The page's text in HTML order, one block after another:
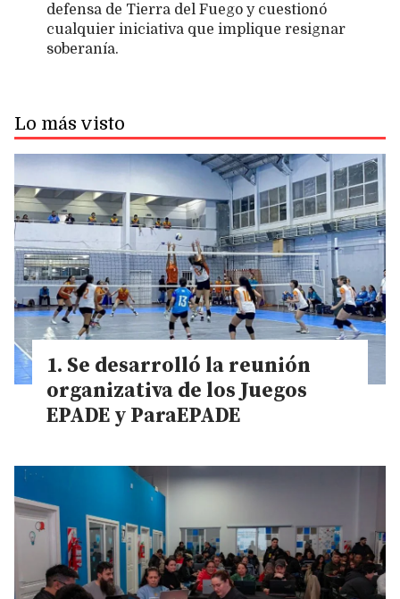
defensa de Tierra del Fuego y cuestionó
cualquier iniciativa que implique resignar
soberanía.
Lo más visto
Se desarrolló la reunión
organizativa de los Juegos
EPADE y ParaEPADE